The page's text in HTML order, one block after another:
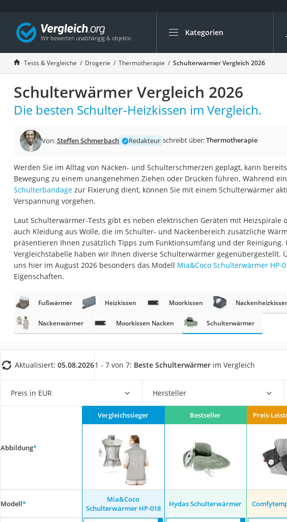
Kategorien
Die beliebtesten Vergleiche nach
Drogerie
Inhalator
Haarschneider
Rollator
Katzenklappe (Chip)
Masturbator
Massagepistole
Reisehaartrockner
Eiweißpulver
Magnesiumpräparat
Katzenklappe
Zeckenschutz Katze
leichter Haartrockner
Philips-Sonicare-Zahnbürste
Mineralfutter Pferd
Service
Tests & Vergleiche Drogerie Thermotherapie Schulterwärmer Vergleich 2026
Schulterwärmer Vergleich 2026
Die besten Schulter-Heizkissen im Vergleich.
Von:Steffen Schmerbach Redakteur schreibt über:Thermotherapie
Werden Sie im Alltag von Nacken- und Schulterschmerzen geplagt, kann
Bewegung zu einem unangenehmen Ziehen oder Drücken führen. Während
Schulterbandagezur Fixierung dient, können Sie mit einem Schulterwärmer
Verspannung vorgehen.
Laut Schulterwärmer-Tests gibt es neben elektrischen Geräten mit Heizspirale
auch Kleidung aus Wolle, die im Schulter- und Nackenbereich zusätzliche
präsentieren Ihnen zusätzlich Tipps zum Funktionsumfang und der Reinigung.
Vergleichstabelle haben wir Ihnen diverse Schulterwärmer gegenübergestellt.
uns hier im August 2026 besonders das Modell Mia&Coco Schulterwärmer HP-
Eigenschaften.
Fußwärmer Heizkissen Moorkissen
Nackenwärmer Moorkissen Nacken Schulterwärmer
Aktualisiert: 05.08.20261 - 7 von 7: Beste Schulterwärmer im Vergleich
Preis in EUR Hersteller
Abbildung*
Vergleichssieger Bestseller Preis-
Modell*
Mia&Coco
Schulterwärmer HP-018
Hydas Schulterwärmer